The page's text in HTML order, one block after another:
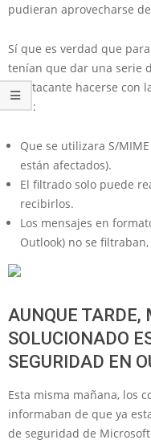
pudieran aprovecharse
Sí que es verdad que
tenían que dar una serie
un atacante hacerse con
ellas:
Que se utilizara S/
están afectados).
El filtrado solo puede
recibirlos.
Los mensajes en
Outlook) no se
AUNQUE TARDE,
SOLUCIONADO
SEGURIDAD EN
Esta misma mañana, los
informaban de que ya
de seguridad de